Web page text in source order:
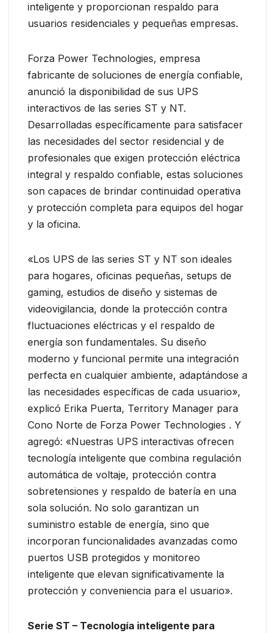
inteligente y proporcionan respaldo para
usuarios residenciales y pequeñas empresas.
Forza Power Technologies, empresa
fabricante de soluciones de energía confiable,
anunció la disponibilidad de sus UPS
interactivos de las series ST y NT.
Desarrolladas específicamente para satisfacer
las necesidades del sector residencial y de
profesionales que exigen protección eléctrica
integral y respaldo confiable, estas soluciones
son capaces de brindar continuidad operativa
y protección completa para equipos del hogar
y la oficina.
«Los UPS de las series ST y NT son ideales
para hogares, oficinas pequeñas, setups de
gaming, estudios de diseño y sistemas de
videovigilancia, donde la protección contra
fluctuaciones eléctricas y el respaldo de
energía son fundamentales. Su diseño
moderno y funcional permite una integración
perfecta en cualquier ambiente, adaptándose a
las necesidades específicas de cada usuario»,
explicó Erika Puerta, Territory Manager para
Cono Norte de Forza Power Technologies . Y
agregó: «Nuestras UPS interactivas ofrecen
tecnología inteligente que combina regulación
automática de voltaje, protección contra
sobretensiones y respaldo de batería en una
sola solución. No solo garantizan un
suministro estable de energía, sino que
incorporan funcionalidades avanzadas como
puertos USB protegidos y monitoreo
inteligente que elevan significativamente la
protección y conveniencia para el usuario».
Serie ST – Tecnología inteligente para